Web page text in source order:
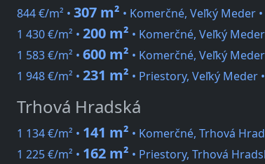
844 €/m² • 307 m² • Komerčné, Veľký Meder •
1 430 €/m² • 200 m² • Komerčné, Veľký Meder
1 583 €/m² • 600 m² • Komerčné, Veľký Meder
1 948 €/m² • 231 m² • Priestory, Veľký Meder •
Trhová Hradská
1 134 €/m² • 141 m² • Komerčné, Trhová
1 225 €/m² • 162 m² • Priestory, Trhová